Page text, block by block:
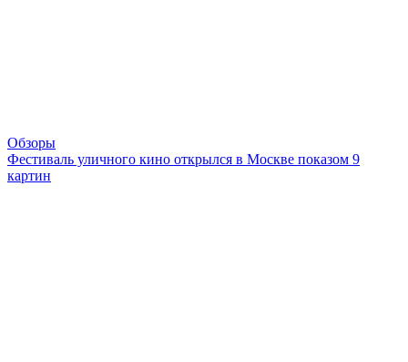
Обзоры
Фестиваль уличного кино открылся в Москве показом 9
картин